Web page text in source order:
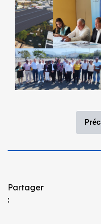
Préc
Partager
: